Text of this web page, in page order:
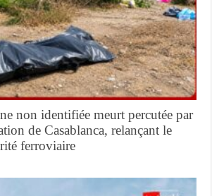
non identifiée meurt percutée par
de Casablanca, relançant le
ferroviaire